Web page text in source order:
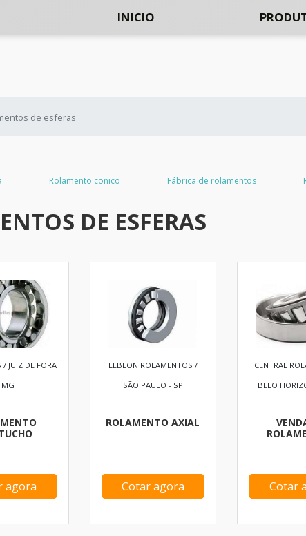
INICIO
de esferas
Rolamento conico Fábrica de rolamentos
DE ESFERAS
/ JUIZ DE FORA
agora
LEBLON ROLAMENTOS /
SÃO PAULO - SP
ROLAMENTO AXIAL
Cotar agora
CENTRAL
BELO
Cotar